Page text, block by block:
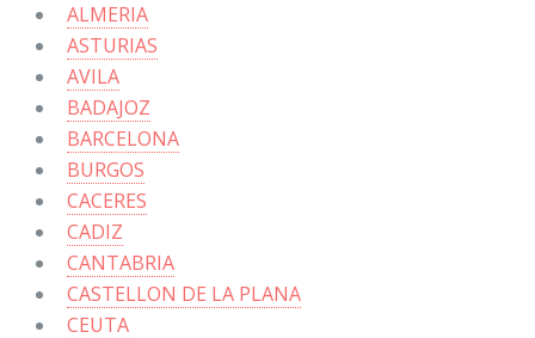
ALMERIA
ASTURIAS
AVILA
BADAJOZ
BARCELONA
BURGOS
CACERES
CADIZ
CANTABRIA
CASTELLON DE LA PLANA
CEUTA